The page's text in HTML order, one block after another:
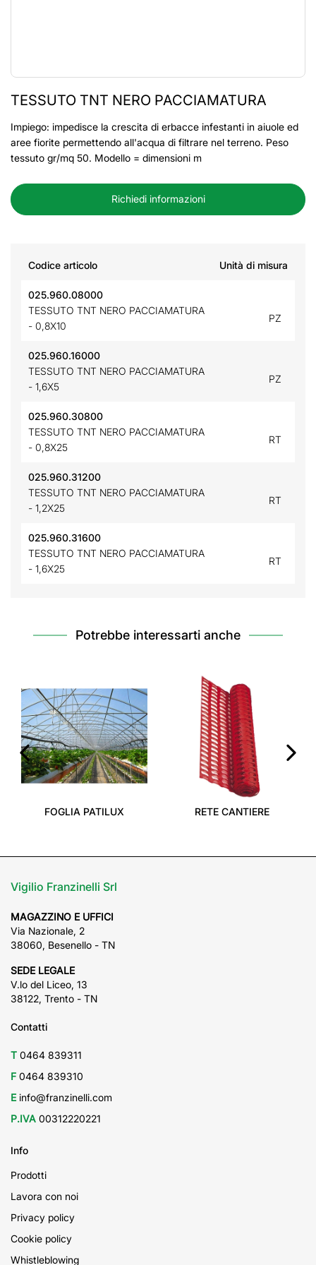
TESSUTO TNT NERO PACCIAMATURA
Impiego: impedisce la crescita di erbacce infestanti in aiuole ed
aree fiorite permettendo all'acqua di filtrare nel terreno. Peso
tessuto gr/mq 50. Modello = dimensioni m
Richiedi informazioni
Codice articolo Unità di misura
025.960.08000
TESSUTO TNT NERO PACCIAMATURA
- 0,8X10
PZ
025.960.16000
TESSUTO TNT NERO PACCIAMATURA
- 1,6X5
PZ
025.960.30800
TESSUTO TNT NERO PACCIAMATURA
- 0,8X25
RT
025.960.31200
TESSUTO TNT NERO PACCIAMATURA
- 1,2X25
RT
025.960.31600
TESSUTO TNT NERO PACCIAMATURA
- 1,6X25
RT
Potrebbe interessarti anche
FOGLIA PATILUX RETE CANTIERE
‹
Vigilio Franzinelli Srl
MAGAZZINO E UFFICI
Via Nazionale, 2
38060, Besenello - TN
SEDE LEGALE
V.lo del Liceo, 13
38122, Trento - TN
Contatti
T 0464 839311
F 0464 839310
E info@franzinelli.com
P.IVA 00312220221
Info
Prodotti
Lavora con noi
Privacy policy
Cookie policy
Whistleblowing